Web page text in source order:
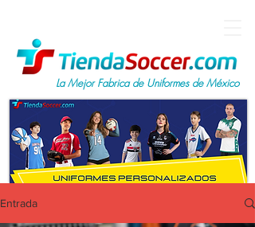
La Mejor Fabrica de Uniformes de México
Entrada